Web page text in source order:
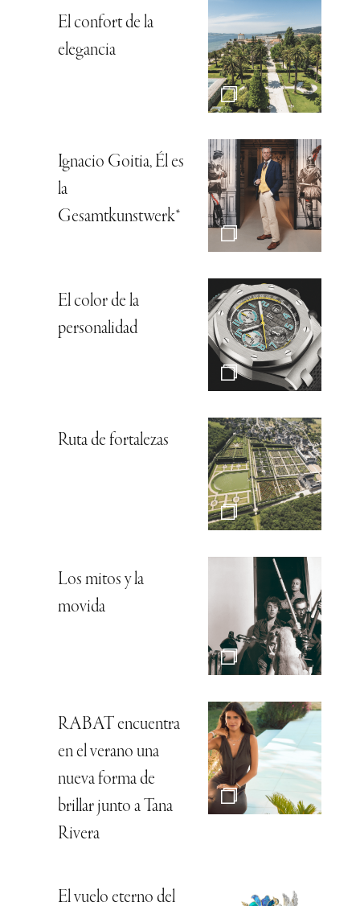
El confort de la
elegancia
Ignacio Goitia, Él es
la
Gesamtkunstwerk*
El color de la
personalidad
Ruta de fortalezas
Los mitos y la
movida
RABAT encuentra
en el verano una
nueva forma de
brillar junto a Tana
Rivera
El vuelo eterno del